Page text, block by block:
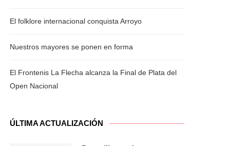
El folklore internacional conquista Arroyo
Nuestros mayores se ponen en forma
El Frontenis La Flecha alcanza la Final de Plata del
Open Nacional
ÚLTIMA ACTUALIZACIÓN